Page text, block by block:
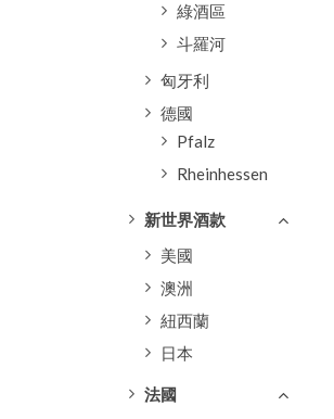
綠酒區
斗羅河
匈牙利
德國
Pfalz
Rheinhessen
新世界酒款
美國
澳洲
紐西蘭
日本
法國